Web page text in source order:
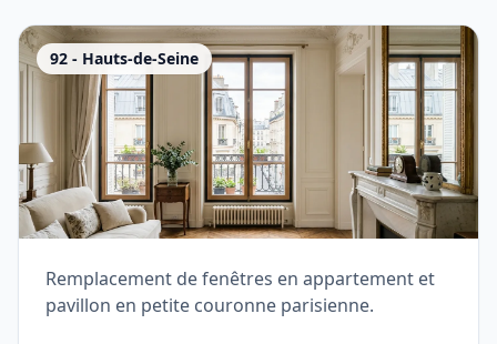
92 - Hauts-de-Seine
Remplacement de fenêtres en appartement et
pavillon en petite couronne parisienne.